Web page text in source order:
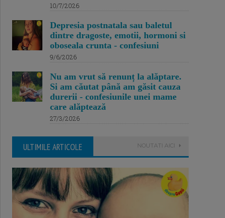
10/7/2026
Depresia postnatala sau baletul
dintre dragoste, emotii, hormoni si
oboseala crunta - confesiuni
9/6/2026
Nu am vrut să renunț la alăptare.
Si am căutat până am găsit cauza
durerii - confesiunile unei mame
care alăptează
27/3/2026
ULTIMILE ARTICOLE NOUTATI AICI